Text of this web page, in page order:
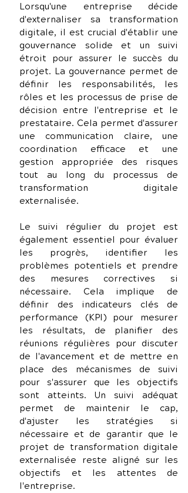
Lorsqu'une entreprise décide
d'externaliser sa transformation
digitale, il est crucial d'établir une
gouvernance solide et un suivi
étroit pour assurer le succès du
projet. La gouvernance permet de
définir les responsabilités, les
rôles et les processus de prise de
décision entre l'entreprise et le
prestataire. Cela permet d'assurer
une communication claire, une
coordination efficace et une
gestion appropriée des risques
tout au long du processus de
transformation digitale
externalisée.
Le suivi régulier du projet est
également essentiel pour évaluer
les progrès, identifier les
problèmes potentiels et prendre
des mesures correctives si
nécessaire. Cela implique de
définir des indicateurs clés de
performance (KPI) pour mesurer
les résultats, de planifier des
réunions régulières pour discuter
de l'avancement et de mettre en
place des mécanismes de suivi
pour s'assurer que les objectifs
sont atteints. Un suivi adéquat
permet de maintenir le cap,
d'ajuster les stratégies si
nécessaire et de garantir que le
projet de transformation digitale
externalisée reste aligné sur les
objectifs et les attentes de
l'entreprise.